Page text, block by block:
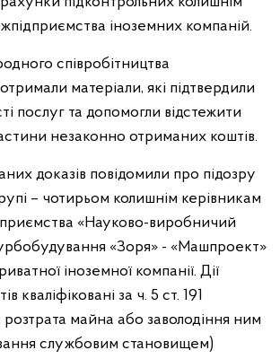
іноземних компаній.
співробітництва
матеріали, які підтвердили
послуг та допомогли відстежити
незаконно отриманих коштів.
доказів повідомили про підозру
– чотирьом колишнім керівникам
«Науково-виробничий
«Зоря» - «Машпроект»
іноземної компанії. Дії
кваліфіковані за ч. 5 ст. 191
майна або заволодіння ним
службовим становищем)